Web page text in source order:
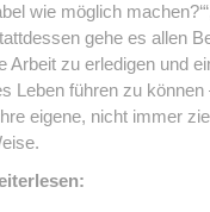
wie möglich
gehe es allen
Arbeit zu erledigen und
Leben führen zu können
eigene, nicht immer